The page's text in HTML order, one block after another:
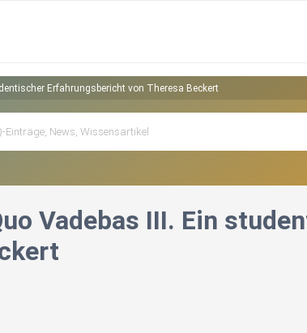
Erfahrungsbericht von Theresa Beckert
Vadebas III. Ein